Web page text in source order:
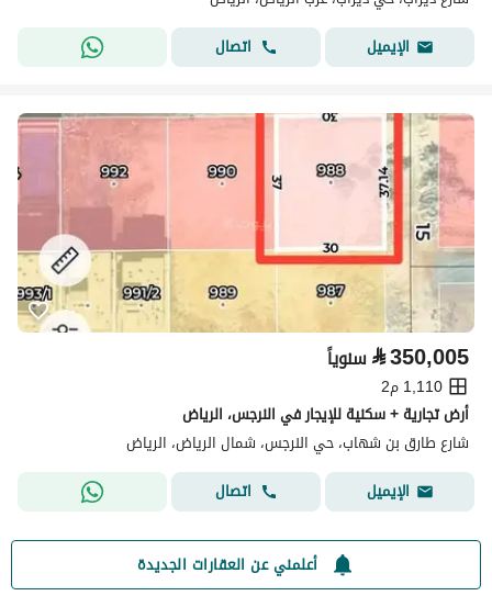
الإيميل
اتصال
⃁350,005 سنوياً
1,110 م2
أرض تجارية + سكنية للإيجار في النرجس، الرياض
شارع طارق بن شهاب، حي النرجس، شمال الرياض، الرياض
الإيميل
اتصال
أعلمني عن العقارات الجديدة